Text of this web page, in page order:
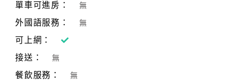
單車可進房：
無
外國語服務： 無
可上網：
接送：
無
餐飲服務： 無